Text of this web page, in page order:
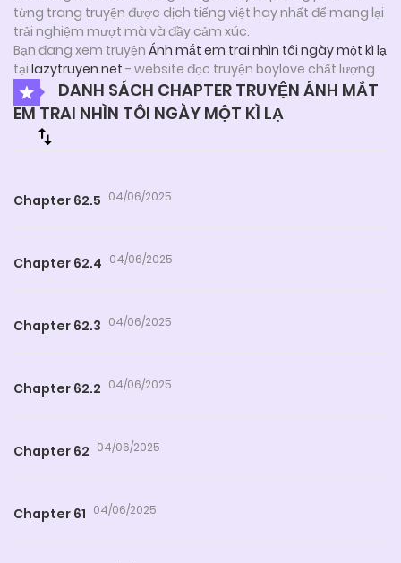
từng trang truyện được dịch tiếng việt hay nhất để mang lại
trải nghiệm mượt mà và đầy cảm xúc.
Bạn đang xem truyện Ánh mắt em trai nhìn tôi ngày một kì lạ
tại lazytruyen.net - website đọc truyện boylove chất lượng
DANH SÁCH CHAPTER TRUYỆN ÁNH MẮT
EM TRAI NHÌN TÔI NGÀY MỘT KÌ LẠ
Chapter 62.5 04/06/2025
Chapter 62.4 04/06/2025
Chapter 62.3 04/06/2025
Chapter 62.2 04/06/2025
Chapter 62 04/06/2025
Chapter 61 04/06/2025